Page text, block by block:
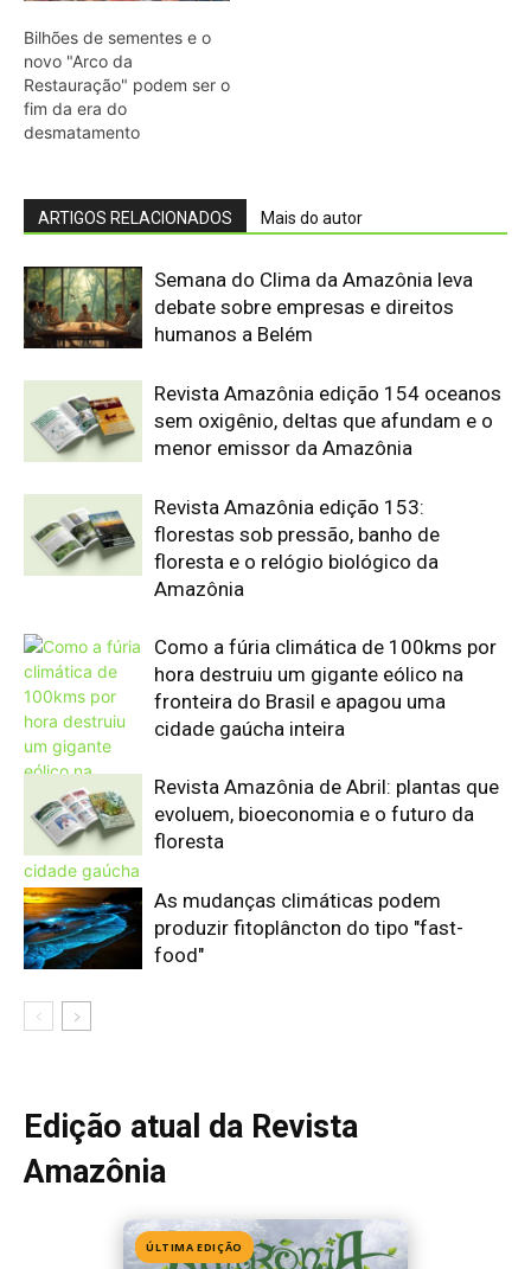
Revista Amazônia edição 154 oceanos
sem oxigênio, deltas que afundam e o
Amazônia
hora destruiu um gigante eólico na
fronteira do Brasil e apagou uma
cidade gaúcha inteira
Revista Amazônia de Abril: plantas que
evoluem, bioeconomia e o futuro da
floresta
As mudanças climáticas podem
produzir fitoplâncton do tipo "fast-
food"
Edição atual da Revista
Amazônia
Edição 155· Julho 2026